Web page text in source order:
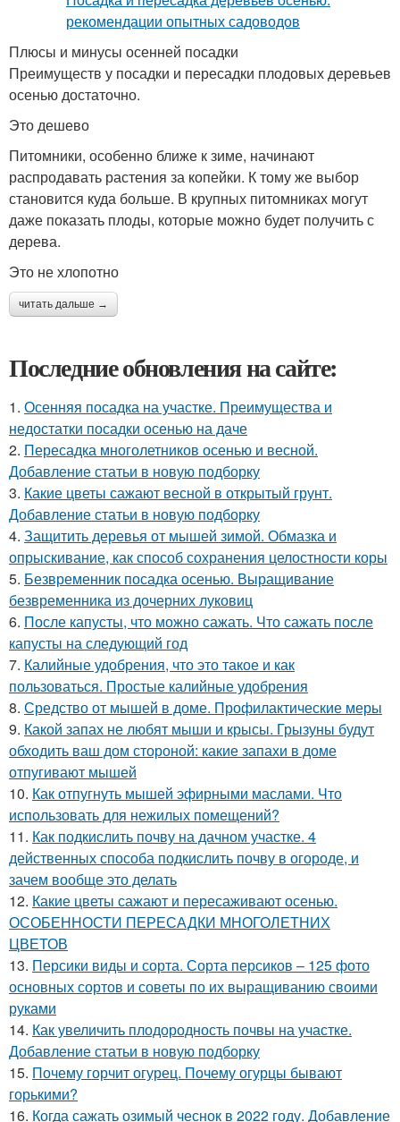
Плюсы и минусы осенней посадки
Преимуществ у посадки и пересадки плодовых деревьев
осенью достаточно.
Это дешево
Питомники, особенно ближе к зиме, начинают
распродавать растения за копейки. К тому же выбор
становится куда больше. В крупных питомниках могут
даже показать плоды, которые можно будет получить с
дерева.
Это не хлопотно
читать дальше →
Последние обновления на сайте:
1. Осенняя посадка на участке. Преимущества и
недостатки посадки осенью на даче
2. Пересадка многолетников осенью и весной.
Добавление статьи в новую подборку
3. Какие цветы сажают весной в открытый грунт.
Добавление статьи в новую подборку
4. Защитить деревья от мышей зимой. Обмазка и
опрыскивание, как способ сохранения целостности коры
5. Безвременник посадка осенью. Выращивание
безвременника из дочерних луковиц
6. После капусты, что можно сажать. Что сажать после
капусты на следующий год
7. Калийные удобрения, что это такое и как
пользоваться. Простые калийные удобрения
8. Средство от мышей в доме. Профилактические меры
9. Какой запах не любят мыши и крысы. Грызуны будут
обходить ваш дом стороной: какие запахи в доме
отпугивают мышей
10. Как отпугнуть мышей эфирными маслами. Что
использовать для нежилых помещений?
11. Как подкислить почву на дачном участке. 4
действенных способа подкислить почву в огороде, и
зачем вообще это делать
12. Какие цветы сажают и пересаживают осенью.
ОСОБЕННОСТИ ПЕРЕСАДКИ МНОГОЛЕТНИХ
ЦВЕТОВ
13. Персики виды и сорта. Сорта персиков – 125 фото
основных сортов и советы по их выращиванию своими
руками
14. Как увеличить плодородность почвы на участке.
Добавление статьи в новую подборку
15. Почему горчит огурец. Почему огурцы бывают
горькими?
16. Когда сажать озимый чеснок в 2022 году. Добавление